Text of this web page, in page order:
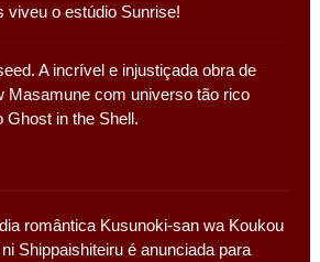
viveu o estúdio Sunrise!
A incrível e injustiçada obra de
Masamune com universo tão rico
Ghost in the Shell.
romântica Kusunoki-san wa Koukou
Shippaishiteiru é anunciada para